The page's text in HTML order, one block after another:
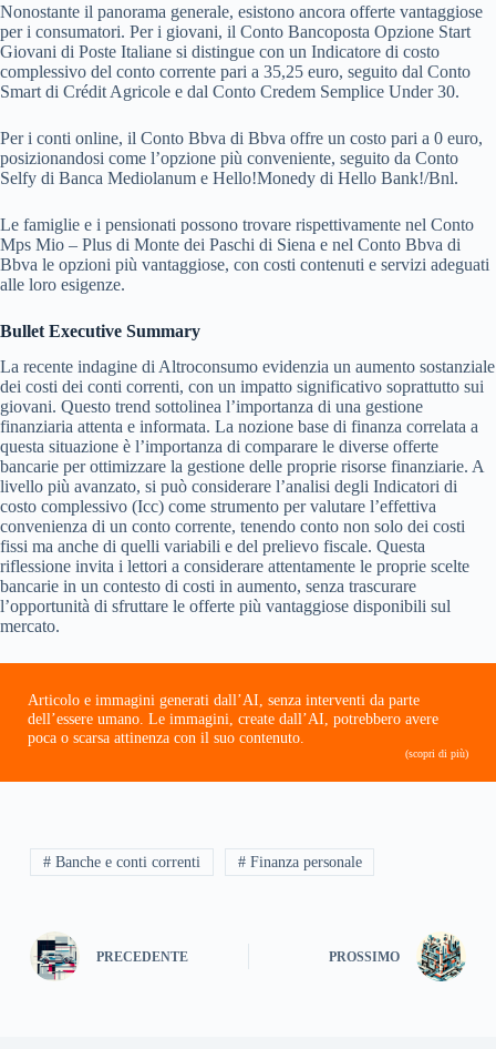
Nonostante il panorama generale, esistono ancora offerte vantaggiose
per i consumatori. Per i giovani, il Conto Bancoposta Opzione Start
Giovani di Poste Italiane si distingue con un Indicatore di costo
complessivo del conto corrente pari a 35,25 euro, seguito dal Conto
Smart di Crédit Agricole e dal Conto Credem Semplice Under 30.
Per i conti online, il Conto Bbva di Bbva offre un costo pari a 0 euro,
posizionandosi come l’opzione più conveniente, seguito da Conto
Selfy di Banca Mediolanum e Hello!Monedy di Hello Bank!/Bnl.
Le famiglie e i pensionati possono trovare rispettivamente nel Conto
Mps Mio – Plus di Monte dei Paschi di Siena e nel Conto Bbva di
Bbva le opzioni più vantaggiose, con costi contenuti e servizi adeguati
alle loro esigenze.
Bullet Executive Summary
La recente indagine di Altroconsumo evidenzia un aumento sostanziale
dei costi dei conti correnti, con un impatto significativo soprattutto sui
giovani. Questo trend sottolinea l’importanza di una gestione
finanziaria attenta e informata. La nozione base di finanza correlata a
questa situazione è l’importanza di comparare le diverse offerte
bancarie per ottimizzare la gestione delle proprie risorse finanziarie. A
livello più avanzato, si può considerare l’analisi degli Indicatori di
costo complessivo (Icc) come strumento per valutare l’effettiva
convenienza di un conto corrente, tenendo conto non solo dei costi
fissi ma anche di quelli variabili e del prelievo fiscale. Questa
riflessione invita i lettori a considerare attentamente le proprie scelte
bancarie in un contesto di costi in aumento, senza trascurare
l’opportunità di sfruttare le offerte più vantaggiose disponibili sul
mercato.
Articolo e immagini generati dall’AI, senza interventi da parte
dell’essere umano. Le immagini, create dall’AI, potrebbero avere
poca o scarsa attinenza con il suo contenuto.
(scopri di più)
# Banche e conti correnti # Finanza personale
PRECEDENTE PROSSIMO